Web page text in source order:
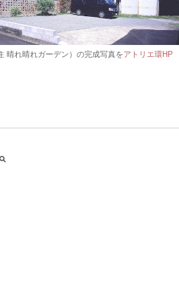
晴れ晴れガーデン）の完成写真をアトリエ環HP